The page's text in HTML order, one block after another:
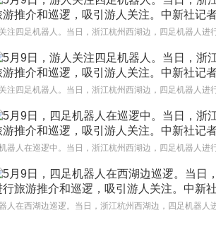
注四足机器人。当日，浙江杭州西湖边，四足机器人
注四足机器人。当日，浙江杭州西湖边，四足机器人
器人在巡逻中。当日，浙江杭州西湖边，四足机器人
人在西湖边巡逻。当日，浙江杭州西湖边，四足机器